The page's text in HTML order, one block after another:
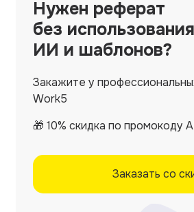
Нужен реферат
без использования
ИИ и шаблонов?
Закажите у
Work5
🎁 10% скидка по промокоду
Заказать со